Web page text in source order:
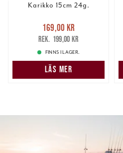
Karikko 15cm 24g.
Nuvarande pris
169,00 krTidigare pris
199,00 kr
169,00 kr
199,00 kr
FINNS I LAGER.
LÄS MER